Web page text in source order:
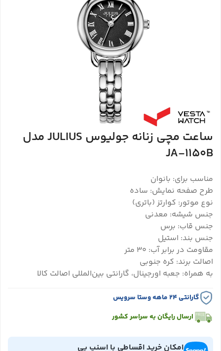
ساعت مچی زنانه جولیوس JULIUS مدل
JA-1150B
مناسب برای: بانوان
طرح صفحه نمایش: ساده
نوع موتور: کوارتز (باتری)
جنس شیشه: معدنی
جنس قاب: برس
جنس بند: استیل
مقاومت در برابر آب: 30 متر
اصالت برند: کره جنوبی
به همراه: جعبه اورجینال، گارانتی بین‌المللی اصالت کالا
گارانتی ۲۴ ماهه وستا سرویس
ارسال رایگان به سراسر کشور
امکان خرید اقساطی با اسنپ پی